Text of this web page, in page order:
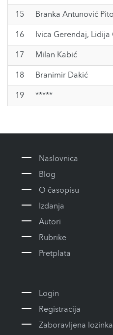
15 Branka Antunović
16 Ivica Gerendaj, Lidija
17 Milan Kabić
18 Branimir Dakić
19 *****
Naslovnica
Blog
O časopisu
Izdanja
Autori
Rubrike
Pretplata
Login
Registracija
Zaboravljena lozinka